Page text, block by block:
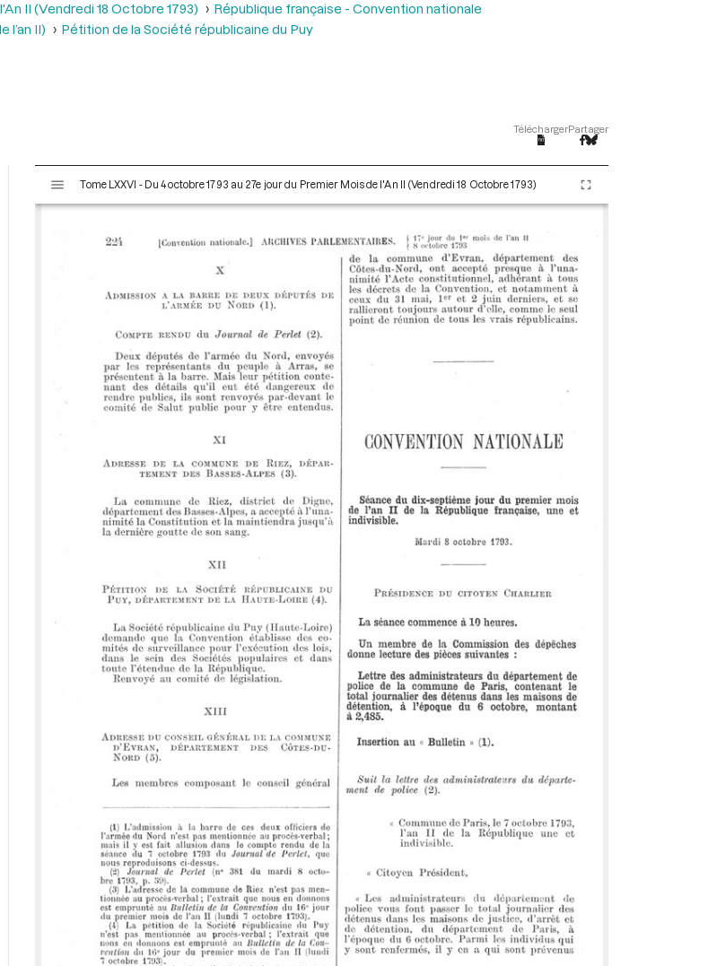
II (Vendredi 18 Octobre 1793)
République française - Convention nationale
l’an II)
Pétition de la Société républicaine du Puy
TéléchargerPartager
s
Tome LXXVI - Du 4 octobre 1793 au 27e jour du Premier Mois de l'An II (Vendredi 18 Octobre 1793)